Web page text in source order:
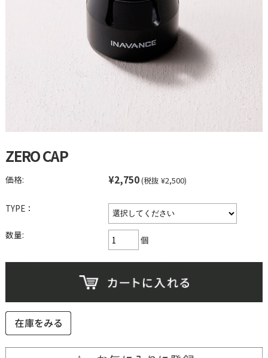
ZERO CAP
価格: ¥2,750(税抜 ¥2,500)
TYPE：
数量: 個